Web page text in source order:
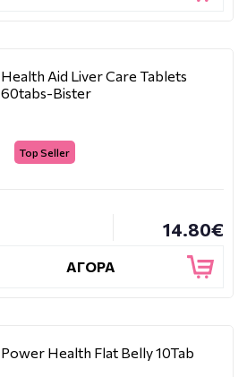
Health Aid Liver Care Tablets
60tabs-Bister
Top Seller
14.80€
ΑΓΟΡΑ
Power Health Flat Belly 10Tab